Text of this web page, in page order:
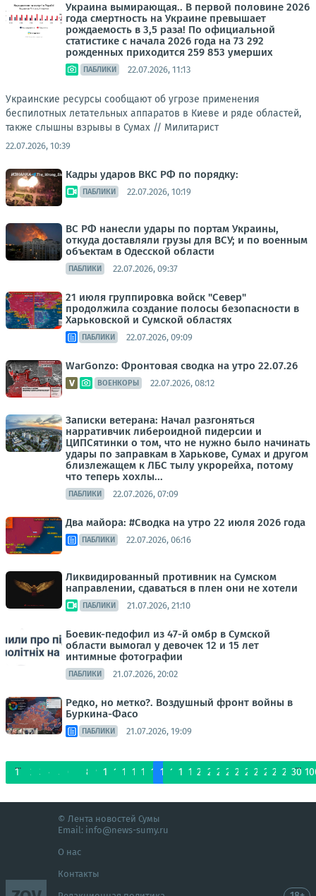
Украина вымирающая.. В первой половине 2026
года смертность на Украине превышает
рождаемость в 3,5 раза! По официальной
статистике с начала 2026 года на 73 292
рожденных приходится 259 853 умерших
ПАБЛИКИ 22.07.2026, 11:13
Украинские ресурсы сообщают об угрозе применения
беспилотных летательных аппаратов в Киеве и ряде областей,
также слышны взрывы в Сумах // Милитарист
22.07.2026, 10:39
Кадры ударов ВКС РФ по порядку:
ПАБЛИКИ 22.07.2026, 10:19
ВС РФ нанесли удары по портам Украины,
откуда доставляли грузы для ВСУ; и по военным
объектам в Одесской области
ПАБЛИКИ 22.07.2026, 09:37
21 июля группировка войск "Север"
продолжила создание полосы безопасности в
Харьковской и Сумской областях
ПАБЛИКИ 22.07.2026, 09:09
WarGonzo: Фронтовая сводка на утро 22.07.26
ВОЕНКОРЫ 22.07.2026, 08:12
Записки ветерана: Начал разгоняться
нарративчик либероидной пидерсии и
ЦИПСятинки о том, что не нужно было начинать
удары по заправкам в Харькове, Сумах и другом
близлежащем к ЛБС тылу укрорейха, потому
что теперь хохлы...
ПАБЛИКИ 22.07.2026, 07:09
Два майора: #Сводка на утро 22 июля 2026 года
ПАБЛИКИ 22.07.2026, 06:16
Ликвидированный противник на Сумском
направлении, сдаваться в плен они не хотели
ПАБЛИКИ 21.07.2026, 21:10
Боевик-педофил из 47-й омбр в Сумской
области вымогал у девочек 12 и 15 лет
интимные фотографии
ПАБЛИКИ 21.07.2026, 20:02
Редко, но метко?. Воздушный фронт войны в
Буркина-Фасо
ПАБЛИКИ 21.07.2026, 19:09
1
...
2 3 4 5 6 8 9 10 11 12 13 14 15 16 17 18192021 222324252627282930
...
© Лента новостей Сумы
Email: info@news-sumy.ru
О нас
Контакты